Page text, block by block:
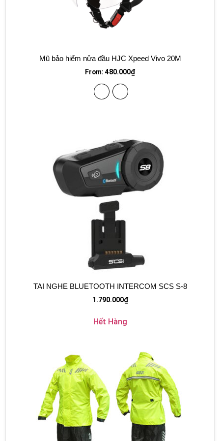
Mũ bảo hiểm nửa đầu HJC Xpeed Vivo 20M
From: 480.000₫
TAI NGHE BLUETOOTH INTERCOM SCS S-8
1.790.000₫
Hết Hàng